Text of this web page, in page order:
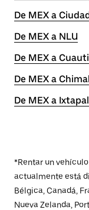
De MEX a
De MEX a NLU
De MEX a
De MEX a
De MEX a
*Rentar un
actualmente está
Bélgica, Canadá,
Nueva Zelanda,